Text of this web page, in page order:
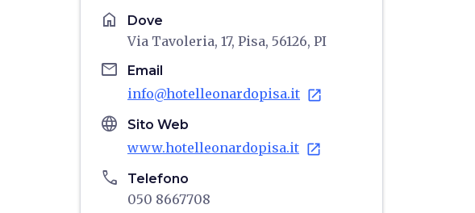
home Dove
Via Tavoleria, 17, Pisa, 56126, PI
email Email
info@hotelleonardopisa.it open_in_new
language Sito Web
www.hotelleonardopisa.it open_in_new
phone Telefono
050 8667708